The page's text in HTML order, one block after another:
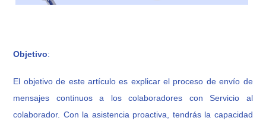
Objetivo:
El objetivo de este artículo es explicar el proceso de envío de
mensajes continuos a los colaboradores con Servicio al
colaborador. Con la asistencia proactiva, tendrás la capacidad